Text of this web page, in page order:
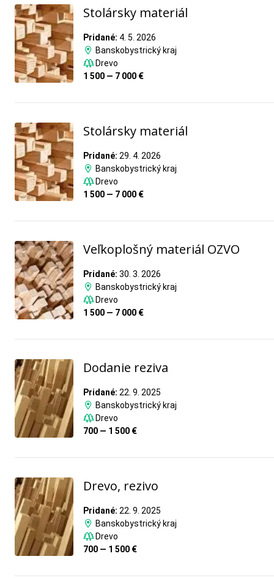
Stolársky materiál
Pridané: 4. 5. 2026
Banskobystrický kraj
Drevo
1 500 — 7 000 €
Stolársky materiál
Pridané: 29. 4. 2026
Banskobystrický kraj
Drevo
1 500 — 7 000 €
Veľkoplošný materiál OZVO
Pridané: 30. 3. 2026
Banskobystrický kraj
Drevo
1 500 — 7 000 €
Dodanie reziva
Pridané: 22. 9. 2025
Banskobystrický kraj
Drevo
700 — 1 500 €
Drevo, rezivo
Pridané: 22. 9. 2025
Banskobystrický kraj
Drevo
700 — 1 500 €